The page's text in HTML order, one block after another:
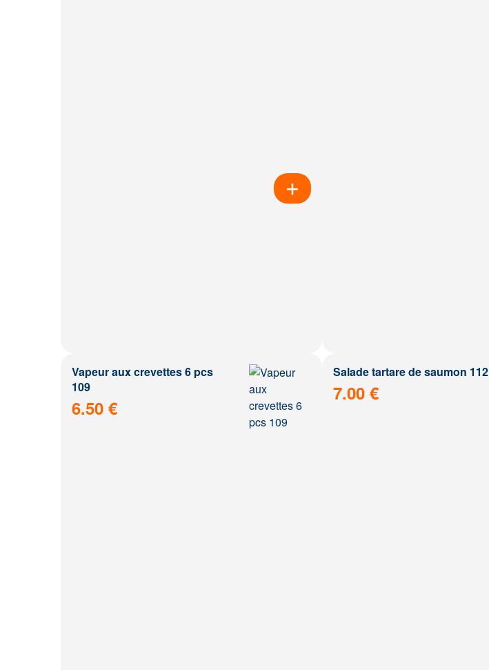
Vapeur aux crevettes 6 pcs
109
6.50 €
Salade tartare de saumon 112
7.00 €